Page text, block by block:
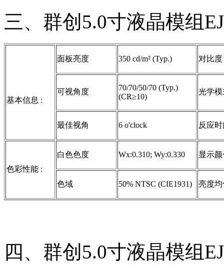
三、群创5.0寸液晶模组
基本信息 :
面板亮度 350 cd/m² (Typ.) 对比度
可视角度
70/70/50/70 (Typ.)
(CR≥10)
光学模
最佳视角 6 o'clock 反应
色彩性能 :
白色色度 Wx:0.310; Wy:0.330 显示
色域 50% NTSC (CIE1931) 亮度
四、群创5.0寸液晶模组